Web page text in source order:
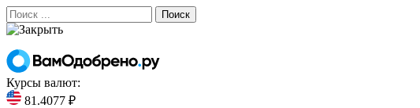
Поиск
Курсы валют:
81.4077 ₽